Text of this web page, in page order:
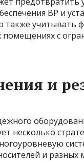
ВР и
также учитывать
с
и
несколько
и разных